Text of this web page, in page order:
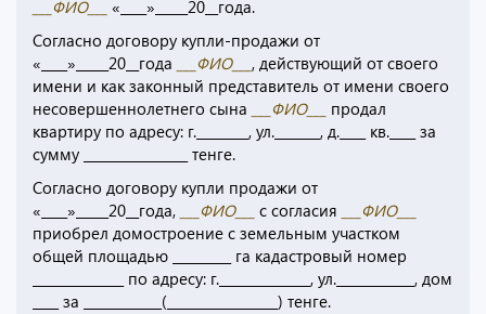
___ФИО___
«____»_____20__года.
Согласно договору купли-продажи от
«____»_____20__года
___ФИО___ , действующий от своего
имени и как законный представитель от имени своего
несовершеннолетнего сына
___ФИО___
продал
квартиру по адресу: г.________, ул._______, д.____ кв.____ за
сумму ________________ тенге.
Согласно договору купли продажи от
«____»_____20__года,
___ФИО___ с согласия
___ФИО___
приобрел домостроение с земельным участком
общей площадью _________ га кадастровый номер
______________ по адресу: г.______________, ул.____________, дом
____ за ____________(_________________) тенге.